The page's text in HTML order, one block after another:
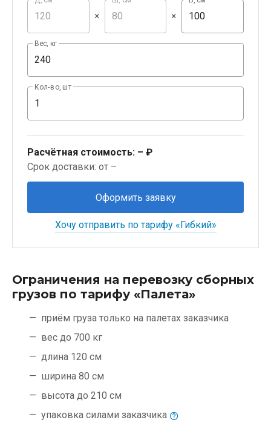
× ×
Вес, кг
Кол-во, шт
Расчётная стоимость: – ₽
Срок доставки: от –
Оформить заявку
Хочу отправить по тарифу «Гибкий»
Ограничения на перевозку сборных
грузов по тарифу «Палета»
приём груза только на палетах заказчика
вес до 700 кг
длина 120 см
ширина 80 см
высота до 210 см
упаковка силами заказчика